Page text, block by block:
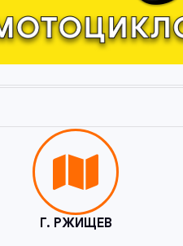
Г. РЖИЩЕВ